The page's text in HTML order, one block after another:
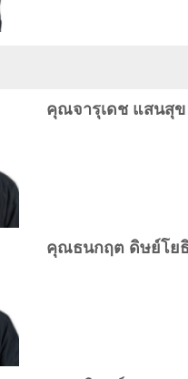
คุณจารุเดช แสนสุข
คุณธนกฤต ดิษย์โย